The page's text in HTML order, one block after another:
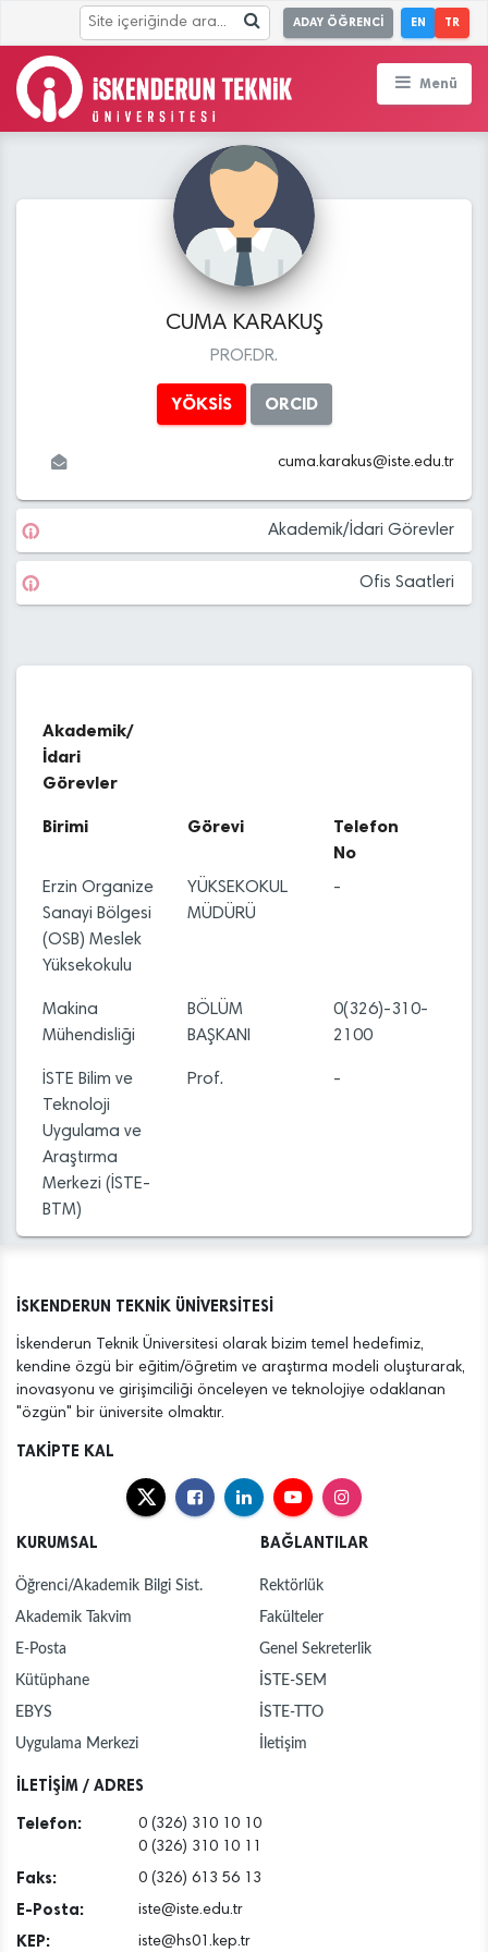
ADAY ÖĞRENCİ EN TR
Menü
CUMA KARAKUŞ
PROF.DR.
YÖKSİS ORCID
cuma.karakus@iste.edu.tr
Akademik/İdari Görevler
Ofis Saatleri
Akademik/
İdari
Görevler
Birimi Görevi
Telefon
No
Erzin Organize
Sanayi Bölgesi
(OSB) Meslek
Yüksekokulu
YÜKSEKOKUL
MÜDÜRÜ
-
Makina
Mühendisliği
BÖLÜM
BAŞKANI
0(326)-310-
2100
İSTE Bilim ve
Teknoloji
Uygulama ve
Araştırma
Merkezi (İSTE-
BTM)
Prof. -
İSKENDERUN TEKNİK ÜNİVERSİTESİ
İskenderun Teknik Üniversitesi olarak bizim temel hedefimiz,
kendine özgü bir eğitim/öğretim ve araştırma modeli oluşturarak,
inovasyonu ve girişimciliği önceleyen ve teknolojiye odaklanan
"özgün" bir üniversite olmaktır.
TAKİPTE KAL
KURUMSAL
Öğrenci/Akademik Bilgi Sist.
Akademik Takvim
E-Posta
Kütüphane
EBYS
Uygulama Merkezi
BAĞLANTILAR
Rektörlük
Fakülteler
Genel Sekreterlik
İSTE-SEM
İSTE-TTO
İletişim
İLETİŞİM / ADRES
Telefon:
0 (326) 310 10 10
0 (326) 310 10 11
Faks: 0 (326) 613 56 13
E-Posta: iste@iste.edu.tr
KEP: iste@hs01.kep.tr